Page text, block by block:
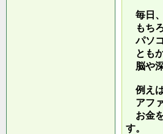
毎日
もちろ
パソコ
ともか
脳や深
例えば
アファ
お金を
す。